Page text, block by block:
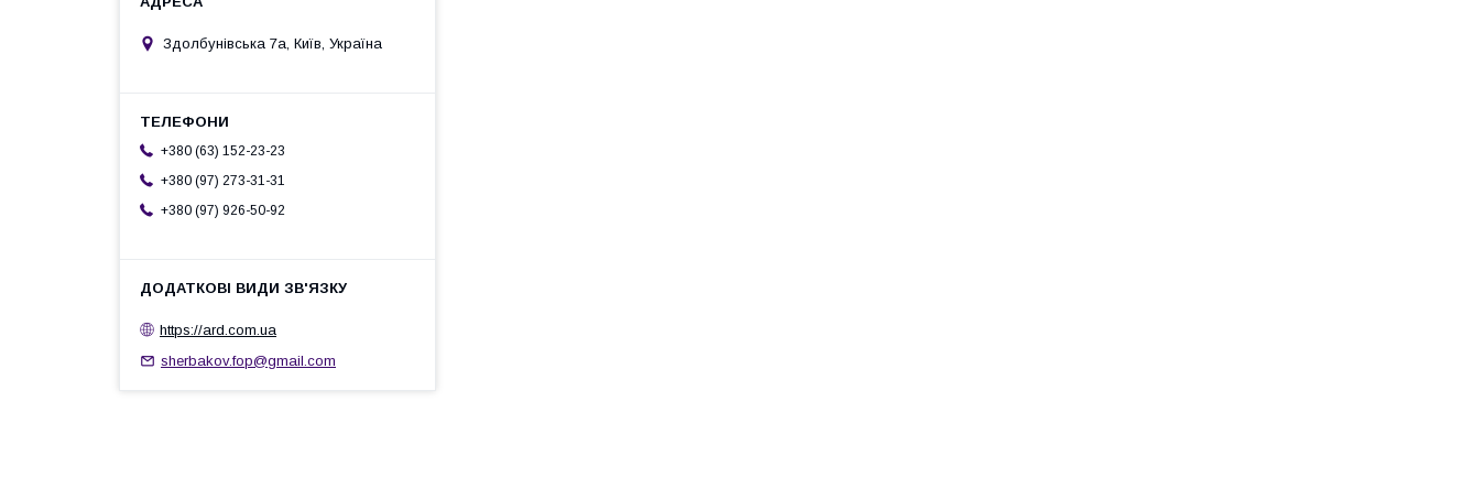
Здолбунівська 7а, Київ, Україна
+380 (63) 152-23-23
+380 (97) 273-31-31
+380 (97) 926-50-92
https://ard.com.ua
sherbakov.fop@gmail.com